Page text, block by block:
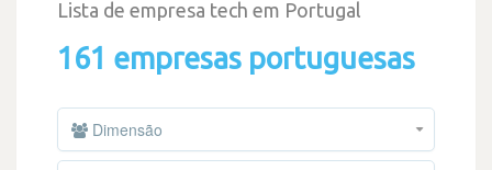
Lista de empresa tech em Portugal
161 empresas portuguesas
Dimensão